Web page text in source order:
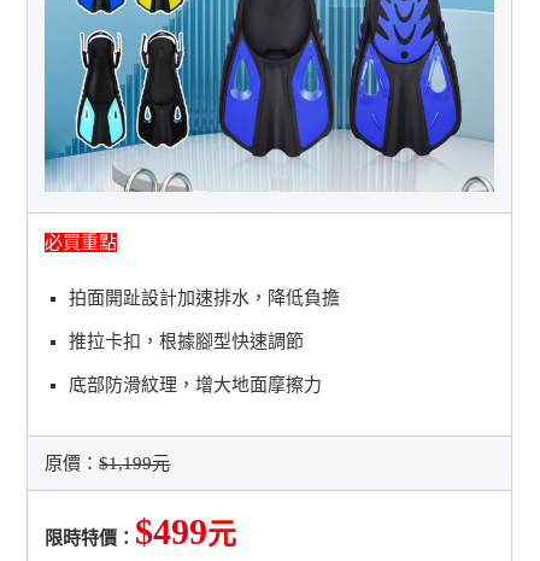
必買重點
拍面開趾設計加速排水，降低負擔
推拉卡扣，根據腳型快速調節
底部防滑紋理，增大地面摩擦力
原價：$1,199元
限時特價： $499元